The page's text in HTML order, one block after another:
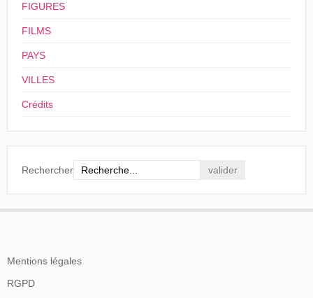
FIGURES
FILMS
PAYS
VILLES
Crédits
Rechercher
Mentions légales
RGPD